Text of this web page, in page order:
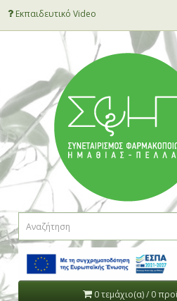
Εκπαιδευτικό Video
0 τεμάχιο(α) / 0